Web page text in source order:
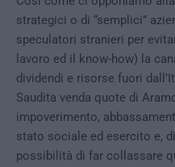
strategici o di “semplici”
speculatori stranieri per
lavoro ed il know-how) la
dividendi e risorse fuori
Saudita venda quote di
impoverimento,
stato sociale ed esercito e,
possibilità di far collassare